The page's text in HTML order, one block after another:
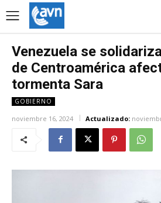
Venezuela se
de Centroamérica
tormenta Sara
GOBIERNO
noviembre 16, 2024 Actualizado: